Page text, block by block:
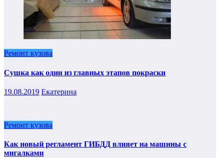
Ремонт кузова
Сушка как один из главных этапов покраски
19.08.2019 Екатерина
Ремонт кузова
Как новый регламент ГИБДД влияет на машины с
мигалками